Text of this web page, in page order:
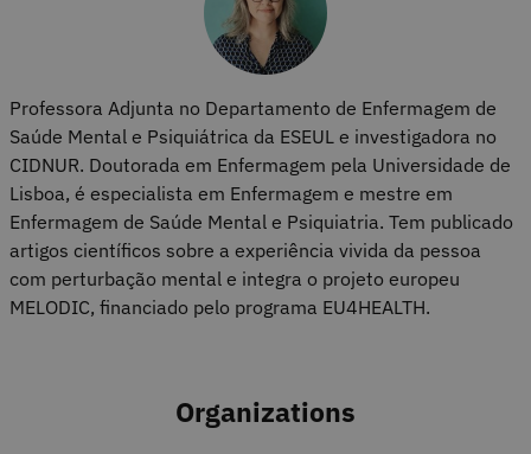
Professora Adjunta no Departamento de Enfermagem de
Saúde Mental e Psiquiátrica da ESEUL e investigadora no
CIDNUR. Doutorada em Enfermagem pela Universidade de
Lisboa, é especialista em Enfermagem e mestre em
Enfermagem de Saúde Mental e Psiquiatria. Tem publicado
artigos científicos sobre a experiência vivida da pessoa
com perturbação mental e integra o projeto europeu
MELODIC, financiado pelo programa EU4HEALTH.
Organizations